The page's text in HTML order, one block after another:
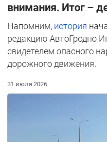
внимания. Итог –
Напомним, история
редакцию АвтоГродно
свидетелем опасного
дорожного движения.
31 июля 2026